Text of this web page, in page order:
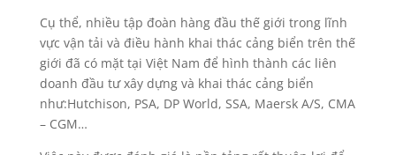
Cụ thể, nhiều tập đoàn hàng đầu thế giới trong lĩnh
vực vận tải và điều hành khai thác cảng biển trên thế
giới đã có mặt tại Việt Nam để hình thành các liên
doanh đầu tư xây dựng và khai thác cảng biển
như:Hutchison, PSA, DP World, SSA, Maersk A/S, CMA
– CGM…